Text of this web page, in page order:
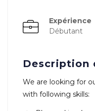
Expérience
Débutant
Description
We are looking for
with following skills: